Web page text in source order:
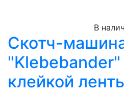
В
Скотч-
"Klebebander"
клейкой